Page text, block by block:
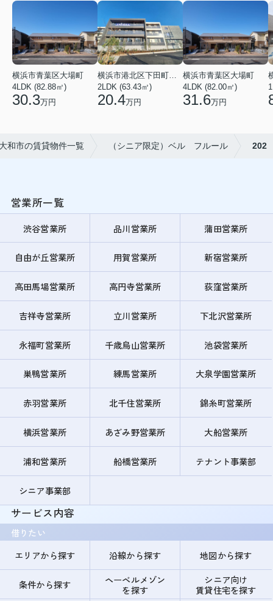
横浜市青葉区大場町
4LDK (82.88㎡)
30.3万円
横浜市港北区下田町２丁目
2LDK (63.43㎡)
20.4万円
横浜市青葉区大場町
4LDK (82.00㎡)
31.6万円
和市の賃貸物件一覧 （シニア限定）ベル フルール 202
営業所一覧
渋谷営業所 品川営業所 蒲田営業所
自由が丘営業所 用賀営業所 新宿営業所
高田馬場営業所 高円寺営業所 荻窪営業所
吉祥寺営業所 立川営業所 下北沢営業所
永福町営業所 千歳烏山営業所 池袋営業所
巣鴨営業所 練馬営業所 大泉学園営業所
赤羽営業所 北千住営業所 錦糸町営業所
横浜営業所 あざみ野営業所 大船営業所
浦和営業所 船橋営業所 テナント事業部
シニア事業部
サービス内容
借りたい
エリアから探す
沿線から探す 地図から探す
条件から探す
ヘーベルメゾン
を探す
シニア向け
賃貸住宅を探す